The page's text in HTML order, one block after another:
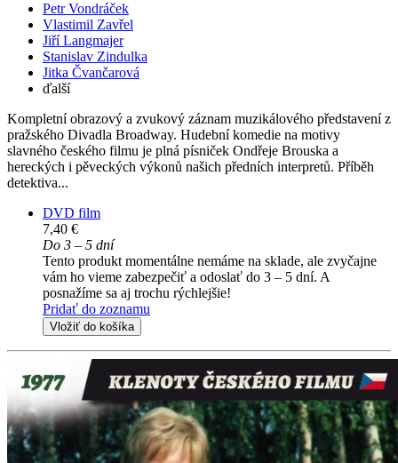
Petr Vondráček
Vlastimil Zavřel
Jiří Langmajer
Stanislav Zindulka
Jitka Čvančarová
ďalší
Kompletní obrazový a zvukový záznam muzikálového představení z
pražského Divadla Broadway. Hudební komedie na motivy
slavného českého filmu je plná písniček Ondřeje Brouska a
hereckých i pěveckých výkonů našich předních interpretů. Příběh
detektiva...
DVD film
7,40 €
Do 3 – 5 dní
Tento produkt momentálne nemáme na sklade, ale zvyčajne
vám ho vieme zabezpečiť a odoslať do 3 – 5 dní. A
posnažíme sa aj trochu rýchlejšie!
Pridať do zoznamu
Vložiť do košíka